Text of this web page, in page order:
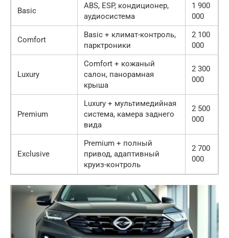
Basic
ABS, ESP, кондиционер,
аудиосистема
1 900
000
Comfort
Basic + климат-контроль,
парктроники
2 100
000
Luxury
Comfort + кожаный
салон, панорамная
крыша
2 300
000
Premium
Luxury + мультимедийная
система, камера заднего
вида
2 500
000
Exclusive
Premium + полный
привод, адаптивный
круиз-контроль
2 700
000